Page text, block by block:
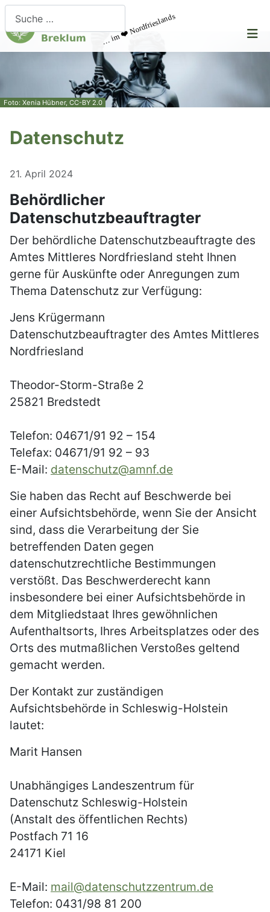
… im ❤️ Nordfrieslands
Foto: Xenia Hübner, CC-BY 2.0
Datenschutz
21. April 2024
Behördlicher
Datenschutzbeauftragter
Der behördliche Datenschutzbeauftragte des
Amtes Mittleres Nordfriesland steht Ihnen
gerne für Auskünfte oder Anregungen zum
Thema Datenschutz zur Verfügung:
Jens Krügermann
Datenschutzbeauftragter des Amtes Mittleres
Nordfriesland
Theodor-Storm-Straße 2
25821 Bredstedt
Telefon: 04671/91 92 – 154
Telefax: 04671/91 92 – 93
E-Mail: datenschutz@amnf.de
Sie haben das Recht auf Beschwerde bei
einer Aufsichtsbehörde, wenn Sie der Ansicht
sind, dass die Verarbeitung der Sie
betreffenden Daten gegen
datenschutzrechtliche Bestimmungen
verstößt. Das Beschwerderecht kann
insbesondere bei einer Aufsichtsbehörde in
dem Mitgliedstaat Ihres gewöhnlichen
Aufenthaltsorts, Ihres Arbeitsplatzes oder des
Orts des mutmaßlichen Verstoßes geltend
gemacht werden.
Der Kontakt zur zuständigen
Aufsichtsbehörde in Schleswig-Holstein
lautet:
Marit Hansen
Unabhängiges Landeszentrum für
Datenschutz Schleswig-Holstein
(Anstalt des öffentlichen Rechts)
Postfach 71 16
24171 Kiel
E-Mail: mail@datenschutzzentrum.de
Telefon: 0431/98 81 200